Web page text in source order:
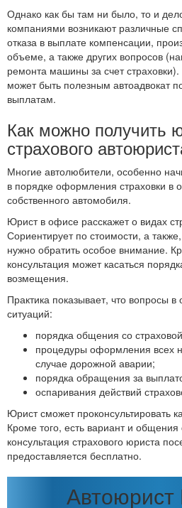
Однако как бы там ни было, то и
компаниями возникают различные
отказа в выплате компенсации,
объеме, а также других вопросов
ремонта машины за счет страховки).
может быть полезным автоадвокат
выплатам.
Как можно получить
страхового
Многие автолюбители, особенно
в порядке оформления страховки в
собственного автомобиля.
Юрист в офисе расскажет о видах
Сориентирует по стоимости, а
нужно обратить особое внимание.
консультация может касаться
возмещения.
Практика показывает, что вопросы
ситуаций:
порядка общения со
процедуры оформления всех
случае дорожной аварии;
порядка обращения за
оспаривания действий
Юрист сможет проконсультировать
Кроме того, есть вариант и
консультация страхового юриста
предоставляется бесплатно.
Автоюрист